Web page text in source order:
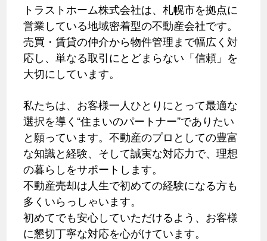
トラストホーム株式会社は、札幌市を拠点に
営業している地域密着型の不動産会社です。
売買・賃貸の仲介から物件管理まで幅広く対
応し、単なる取引にとどまらない「信頼」を
大切にしています。
私たちは、お客様一人ひとりにとって最適な
選択を導く“住まいのパートナー”でありたい
と願っています。不動産のプロとしての豊富
な知識と経験、そして誠実な対応力で、理想
の暮らしをサポートします。
不動産売却は人生で初めての経験になる方も
多くいらっしゃいます。
初めてでも安心していただけるよう、お客様
に懇切丁寧な対応を心がけています。